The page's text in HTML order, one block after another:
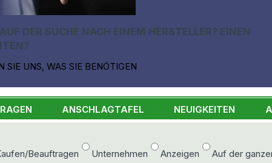
DER SUCHE NACH EINEM HERSTELLER? EINEN
SIE UNS, WAS SIE BENÖTIGEN
ANSCHLAGTAFEL NEUIGKEITEN
Beauftragen Unternehmen Anzeigen Auf der